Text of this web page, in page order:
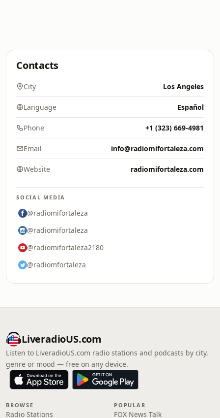
Contacts
City Los Angeles
Language Español
Phone +1 (323) 669-4981
Email info@radiomifortaleza.com
Website radiomifortaleza.com
SOCIAL MEDIA
@radiomifortaleza
@radiomifortaleza
@radiomifortaleza2180
@radiomfortaleza
LiveradioUS.com
Listen to LiveradioUS.com radio stations and podcasts by city,
genre or mood — free on any device.
BROWSE
Radio Stations
POPULAR
FOX News Talk